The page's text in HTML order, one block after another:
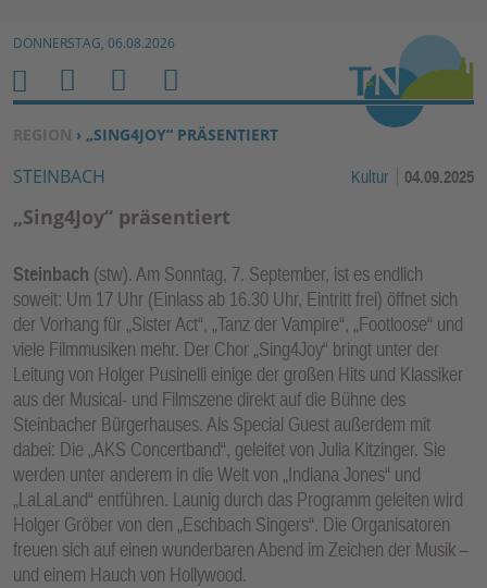
Zum Inhalt springen ↓
DONNERSTAG, 06.08.2026
SIE BEFINDEN SICH HIER:
REGION › „SING4JOY“ PRÄSENTIERT
STEINBACH Kultur 04.09.2025
„Sing4Joy“ präsentiert
Steinbach (stw). Am Sonntag, 7. September, ist es endlich
soweit: Um 17 Uhr (Einlass ab 16.30 Uhr, Eintritt frei) öffnet sich
der Vorhang für „Sister Act“, „Tanz der Vampire“, „Footloose“ und
viele Filmmusiken mehr. Der Chor „Sing4Joy“ bringt unter der
Leitung von Holger Pusinelli einige der großen Hits und Klassiker
aus der Musical- und Filmszene direkt auf die Bühne des
Steinbacher Bürgerhauses. Als Special Guest außerdem mit
dabei: Die „AKS Concertband“, geleitet von Julia Kitzinger. Sie
werden unter anderem in die Welt von „Indiana Jones“ und
„LaLaLand“ entführen. Launig durch das Programm geleiten wird
Holger Gröber von den „Eschbach Singers“. Die Organisatoren
freuen sich auf einen wunderbaren Abend im Zeichen der Musik –
und einem Hauch von Hollywood.
H
O
M
E
M
E
N
U
S
U
E
N
B
E
T
E
R
F
U
N
K
TI
O
N
E
N